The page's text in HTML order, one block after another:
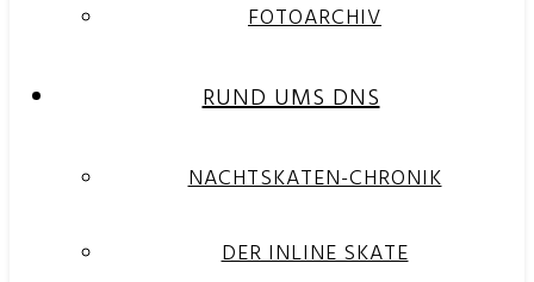
FOTOARCHIV
RUND UMS DNS
NACHTSKATEN-CHRONIK
DER INLINE SKATE